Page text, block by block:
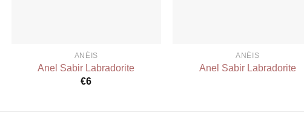
ANÉIS
Anel Sabir Labradorite
€6
ANÉIS
Anel Sabir Labradorite